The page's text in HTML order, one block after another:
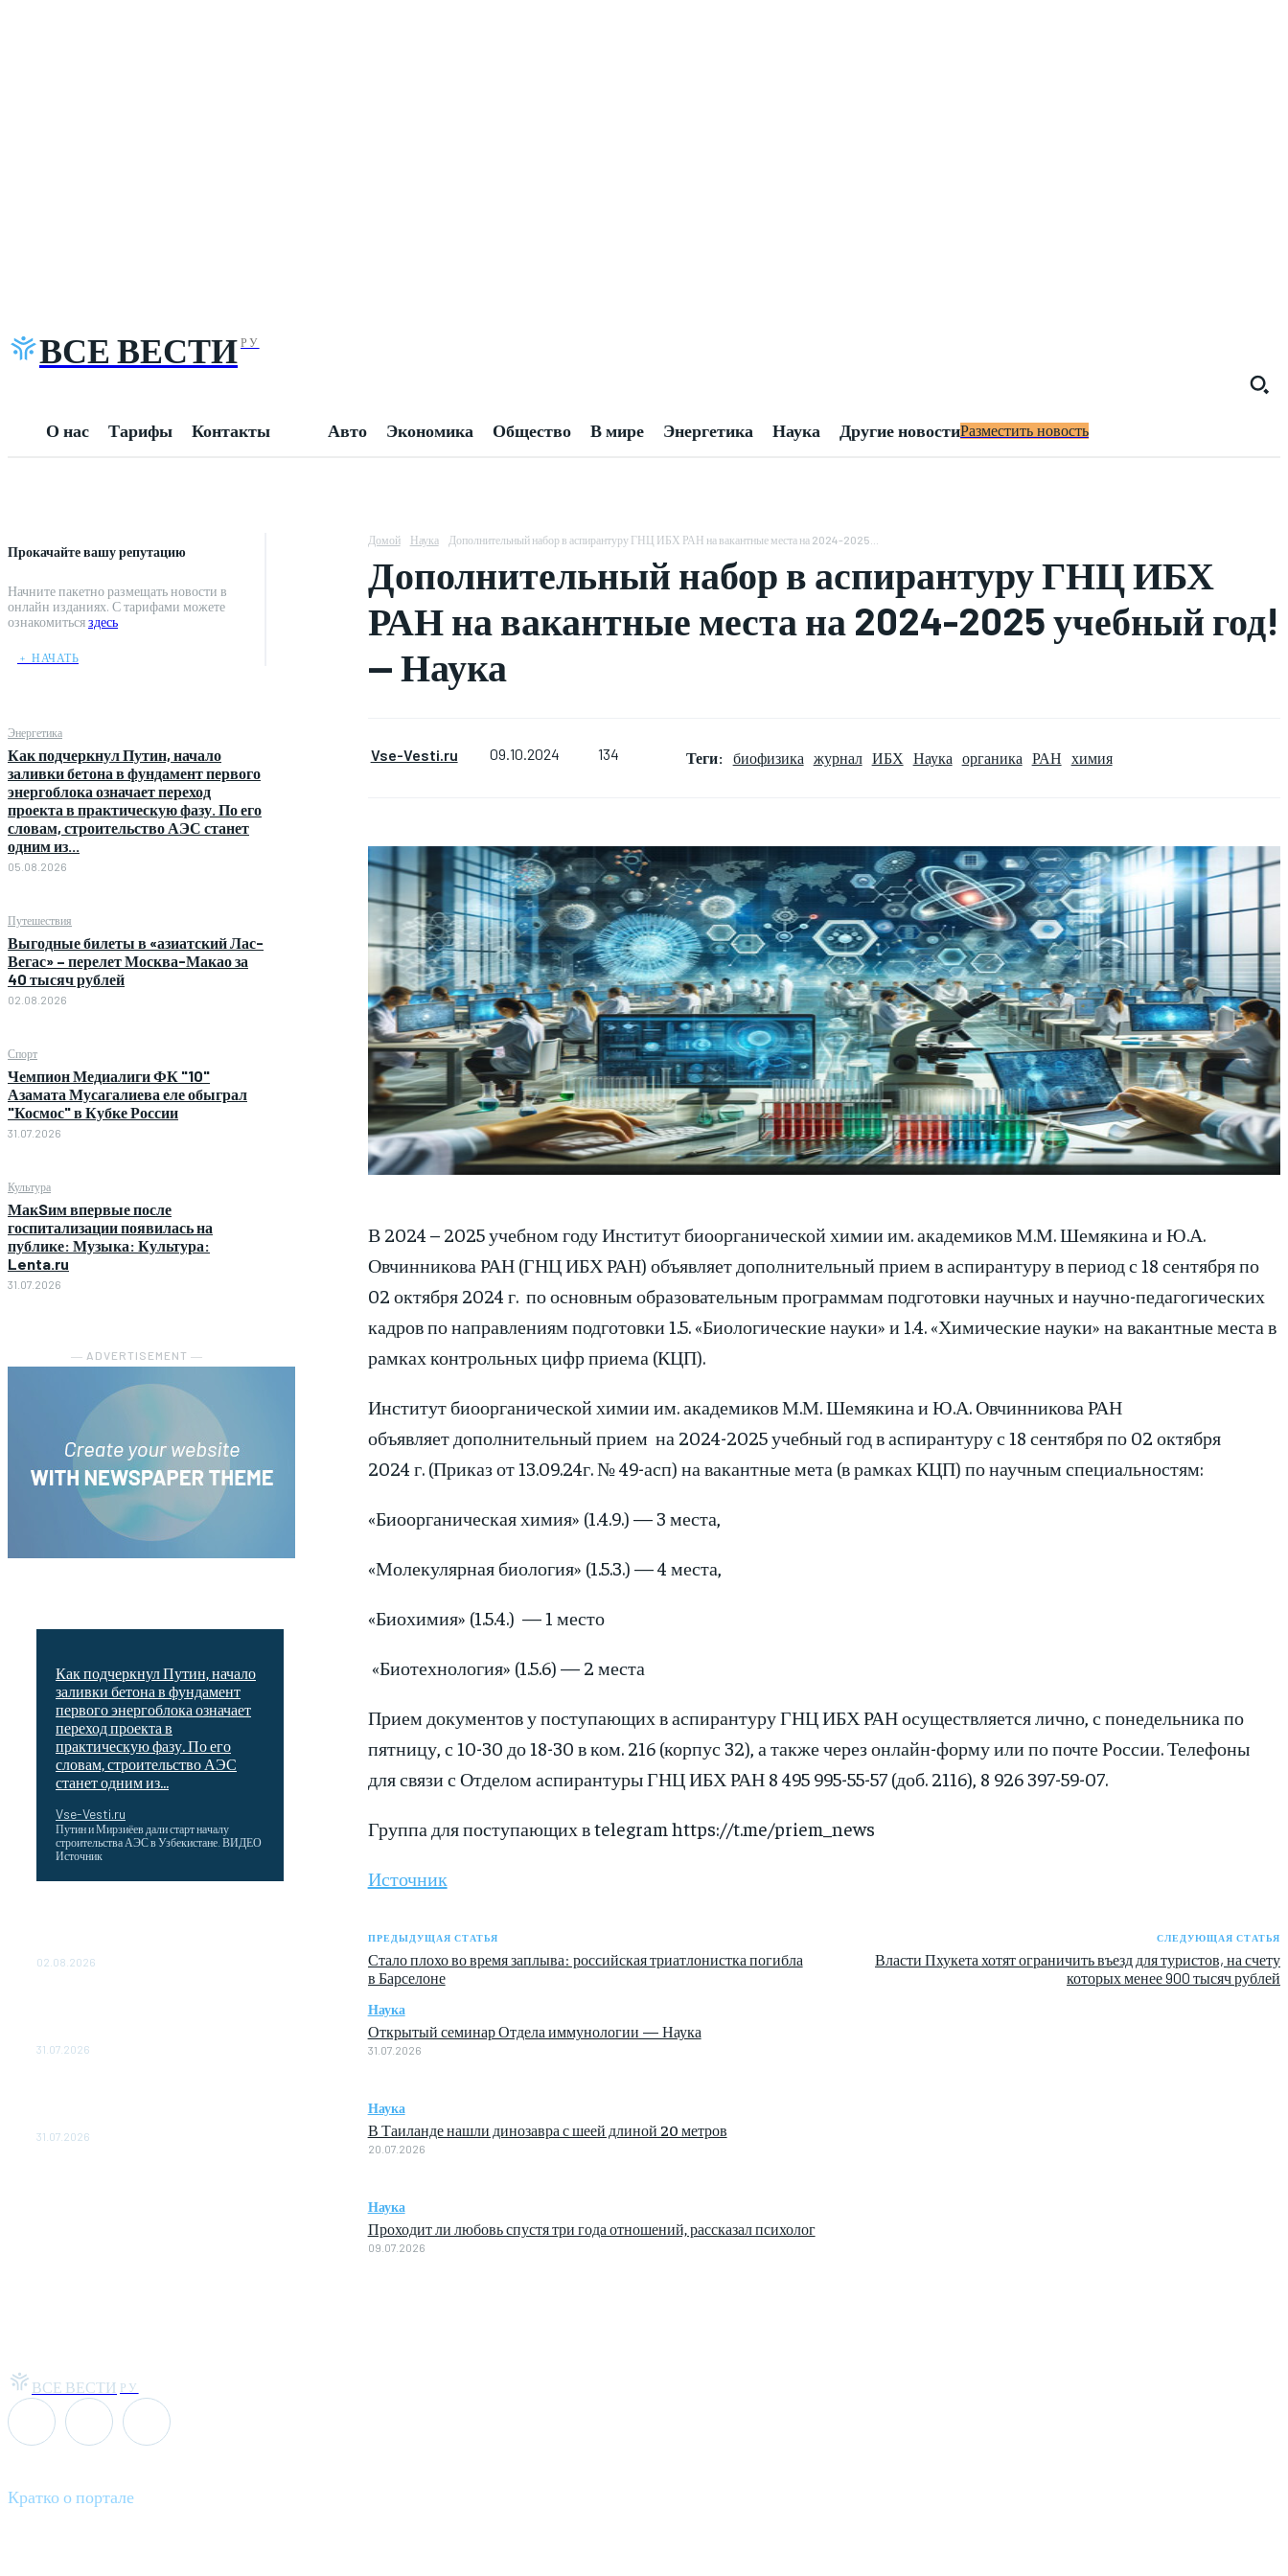
ВСЕ ВЕСТИ РУ
О нас Тарифы Контакты Авто Экономика Общество В мире Энергетика Наука Другие новостиРазместить новость
Прокачайте вашу репутацию
Начните пакетно размещать новости в
онлайн изданиях. С тарифами можете
ознакомитьсяздесь
﹢ НАЧАТЬ
Энергетика
Как подчеркнул Путин, начало
заливки бетона в фундамент первого
энергоблока означает переход
проекта в практическую фазу. По его
словам, строительство АЭС станет
одним из...
05.08.2026
Путешествия
Выгодные билеты в «азиатский Лас-
Вегас» – перелет Москва-Макао за
40 тысяч рублей
02.08.2026
Спорт
Чемпион Медиалиги ФК "10"
Азамата Мусагалиева еле обыграл
"Космос" в Кубке России
31.07.2026
Культура
МакSим впервые после
госпитализации появилась на
публике: Музыка: Культура:
Lenta.ru
31.07.2026
― ADVERTISEMENT ―
Как подчеркнул Путин, начало
заливки бетона в фундамент
первого энергоблока означает
переход проекта в
практическую фазу. По его
словам, строительство АЭС
станет одним из...
Vse-Vesti.ru
Путин и Мирзиёев дали старт началу
строительства АЭС в Узбекистане. ВИДЕО
Источник
02.08.2026
31.07.2026
31.07.2026
Домой Наука Дополнительный набор в аспирантуру ГНЦ ИБХ РАН на вакантные места на 2024-2025...
Дополнительный набор в аспирантуру ГНЦ ИБХ
РАН на вакантные места на 2024-2025 учебный год!
— Наука
Vse-Vesti.ru 09.10.2024 134 Теги: биофизика журнал ИБХ Наука органика РАН химия
В 2024 – 2025 учебном году Институт биоорганической химии им. академиков М.М. Шемякина и Ю.А.
Овчинникова РАН (ГНЦ ИБХ РАН) объявляет дополнительный прием в аспирантуру в период с 18 сентября по
02 октября 2024 г. по основным образовательным программам подготовки научных и научно-педагогических
кадров по направлениям подготовки 1.5. «Биологические науки» и 1.4. «Химические науки» на вакантные места в
рамках контрольных цифр приема (КЦП).
Институт биоорганической химии им. академиков М.М. Шемякина и Ю.А. Овчинникова РАН
объявляет дополнительный прием на 2024-2025 учебный год в аспирантуру с 18 сентября по 02 октября
2024 г. (Приказ от 13.09.24г. № 49-асп) на вакантные мета (в рамках КЦП) по научным специальностям:
«Биоорганическая химия» (1.4.9.) — 3 места,
«Молекулярная биология» (1.5.3.) — 4 места,
«Биохимия» (1.5.4.) — 1 место
«Биотехнология» (1.5.6) — 2 места
Прием документов у поступающих в аспирантуру ГНЦ ИБХ РАН осуществляется лично, с понедельника по
пятницу, с 10-30 до 18-30 в ком. 216 (корпус 32), а также через онлайн-форму или по почте России. Телефоны
для связи с Отделом аспирантуры ГНЦ ИБХ РАН 8 495 995-55-57 (доб. 2116), 8 926 397-59-07.
Группа для поступающих в telegram https://t.me/priem_news
Источник
ПРЕДЫДУЩАЯ СТАТЬЯ
Стало плохо во время заплыва: российская триатлонистка погибла
в Барселоне
СЛЕДУЮЩАЯ СТАТЬЯ
Власти Пхукета хотят ограничить въезд для туристов, на счету
которых менее 900 тысяч рублей
Наука
Открытый семинар Отдела иммунологии — Наука
31.07.2026
Наука
В Таиланде нашли динозавра с шеей длиной 20 метров
20.07.2026
Наука
Проходит ли любовь спустя три года отношений, рассказал психолог
09.07.2026
ВСЕ ВЕСТИ РУ
Кратко о портале